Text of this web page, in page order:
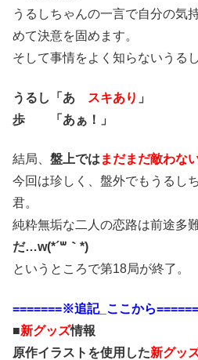
うるしちゃんの一言で自分の気
めて決意を固めます。
そして事情をよく知らないうる
うるし「あ スキあり 」
歩 「あぁ！」
結局、 盤上では まだまだ敵わな
今回は珍しく、盤外でもうるし
君。
純粋無垢な二人の恋路は前途多難
だ…w(*´꒳｀*)
というところで第18局が終了。
=======※追記_ここから
■新グッズ情報
原作イラストを使用した新グッ